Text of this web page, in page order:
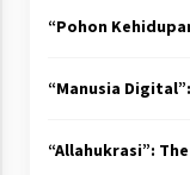
“Pohon
“Manusia
“Allahukrasi”: